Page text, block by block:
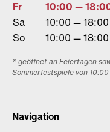
Fr
10:00 —
Sa
10:00 — 18:00
So
10:00 — 18:00
* geöffnet an Feiertagen
Sommerfestspiele von
Navigation